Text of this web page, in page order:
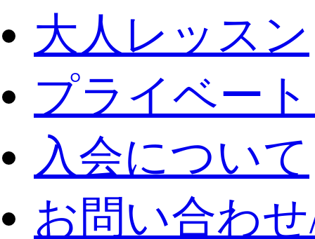
大人レッスン
プライベー
入会について
お問い合わ